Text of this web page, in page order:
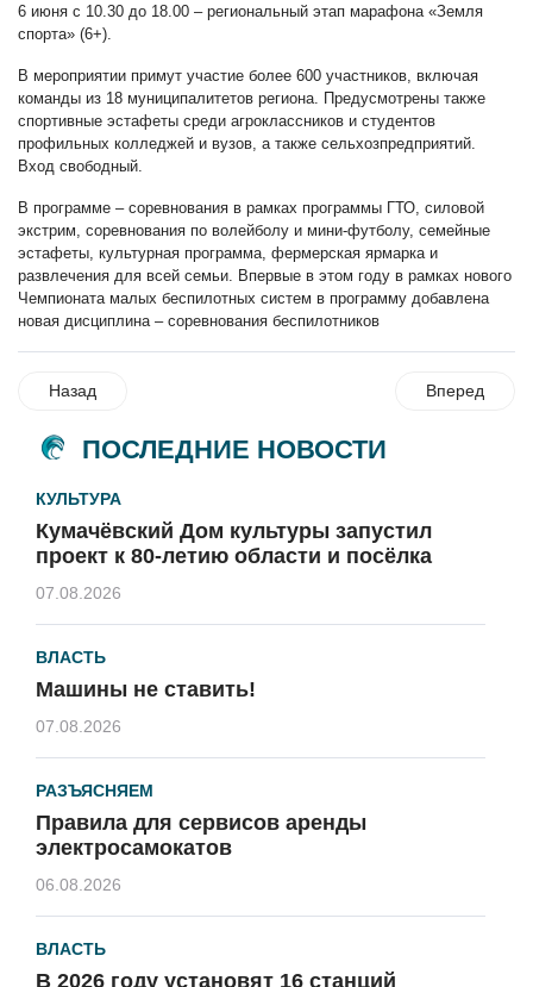
6 июня с 10.30 до 18.00 – региональный этап марафона «Земля
спорта» (6+).
В мероприятии примут участие более 600 участников, включая
команды из 18 муниципалитетов региона. Предусмотрены также
спортивные эстафеты среди агроклассников и студентов
профильных колледжей и вузов, а также сельхозпредприятий.
Вход свободный.
В программе – соревнования в рамках программы ГТО, силовой
экстрим, соревнования по волейболу и мини-футболу, семейные
эстафеты, культурная программа, фермерская ярмарка и
развлечения для всей семьи. Впервые в этом году в рамках нового
Чемпионата малых беспилотных систем в программу добавлена
новая дисциплина – соревнования беспилотников
Назад Вперед
ПОСЛЕДНИЕ НОВОСТИ
КУЛЬТУРА
Кумачёвский Дом культуры запустил
проект к 80-летию области и посёлка
07.08.2026
ВЛАСТЬ
Машины не ставить!
07.08.2026
РАЗЪЯСНЯЕМ
Правила для сервисов аренды
электросамокатов
06.08.2026
ВЛАСТЬ
В 2026 году установят 16 станций